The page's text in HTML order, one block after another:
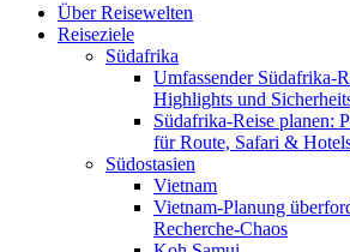
Über Reisewelten
Reiseziele
Südafrika
Umfassender Südafrika-
Highlights und
Südafrika-Reise planen:
für Route, Safari &
Südostasien
Vietnam
Vietnam-Planung
Recherche-Chaos